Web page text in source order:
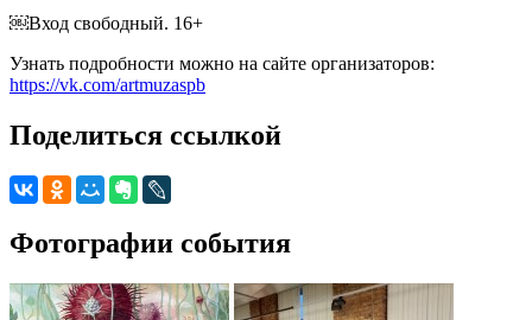
￼Вход свободный. 16+
Узнать подробности можно на сайте организаторов:
https://vk.com/artmuzaspb
Поделиться ссылкой
Фотографии события